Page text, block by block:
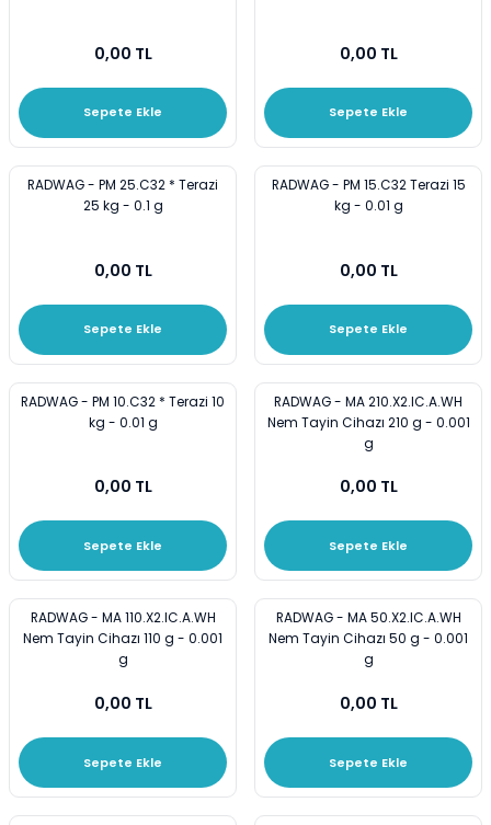
0,00 TL
Sepete Ekle
0,00 TL
Sepete Ekle
RADWAG - PM 25.C32 * Terazi
25 kg - 0.1 g
0,00 TL
Sepete Ekle
RADWAG - PM 15.C32 Terazi 15
kg - 0.01 g
0,00 TL
Sepete Ekle
RADWAG - PM 10.C32 * Terazi 10
kg - 0.01 g
0,00 TL
Sepete Ekle
RADWAG - MA 210.X2.IC.A.WH
Nem Tayin Cihazı 210 g - 0.001
g
0,00 TL
Sepete Ekle
RADWAG - MA 110.X2.IC.A.WH
Nem Tayin Cihazı 110 g - 0.001
g
0,00 TL
Sepete Ekle
RADWAG - MA 50.X2.IC.A.WH
Nem Tayin Cihazı 50 g - 0.001
g
0,00 TL
Sepete Ekle